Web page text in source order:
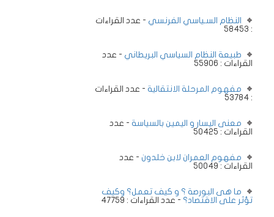
النظام السـياسي الفرنسي - عدد القراءات
: 58453
طبيعة النظام السياسي البريطاني - عدد
القراءات : 55906
مفهوم المرحلة الانتقالية - عدد القراءات
: 53784
معنى اليسار و اليمين بالسياسة - عدد
القراءات : 50425
مفهوم العمران لابن خلدون - عدد
القراءات : 50049
ما هى البورصة ؟ و كيف تعمل؟ وكيف
تؤثر على الاقتصاد؟ - عدد القراءات : 47759